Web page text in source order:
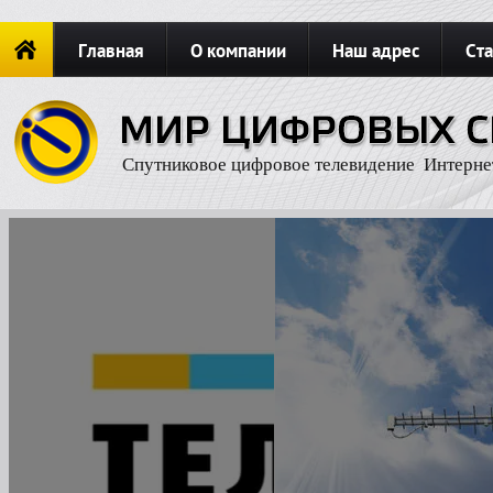
Главная О компании Наш адрес
Новости Карта сайта
Спутниковое цифровое телевидение